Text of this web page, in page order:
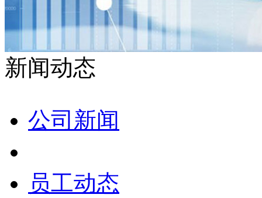
新闻动态
公司新闻
员工动态